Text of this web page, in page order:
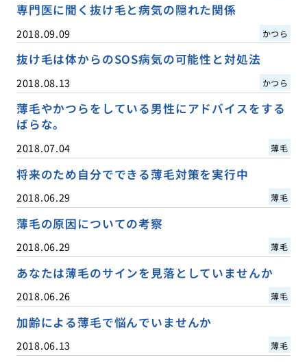
専門医に聞く抜け毛と病気の隠れた関係
2018.09.09 かつら
抜け毛は体からのSOS病気の可能性と対処法
2018.08.13 かつら
薄毛やかつらをしている男性にアドバイスをする
ばらな。
2018.07.04 薄毛
将来のため自分でできる薄毛対策を実行中
2018.06.29 薄毛
薄毛の原因についての考察
2018.06.29 薄毛
あなたは薄毛のサインを見落としていませんか
2018.06.26 薄毛
加齢による薄毛で悩んでいませんか
2018.06.13 薄毛